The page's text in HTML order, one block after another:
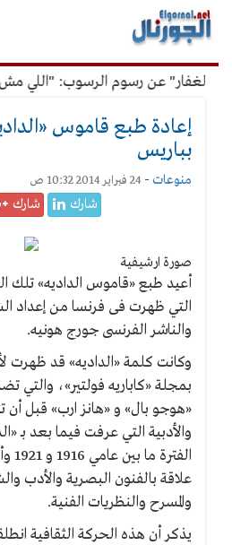
القائمة
الرئيسية
عن رسوم الرسوب: "اللي مش
إعادة طبع قاموس
بباريس
منوعات - 24 فبراير 2014 10:32 ص
شارك شارك
صورة ارشيفية
أعيد طبع «قاموس الداديه» تلك
التي ظهرت فى فرنسا من إعداد
والناشر الفرنسى جورج هونيه.
بمجلة «كاباريه فولتير»، والتي
«هوجو بال» و «هانز ارب» قبل أن
والأدبية التي عرفت فيما بعد بـ
علاقة بالفنون البصرية والأدب
والمسرح والنظريات الفنية.
يذكر أن هذه الحركة الثقافية